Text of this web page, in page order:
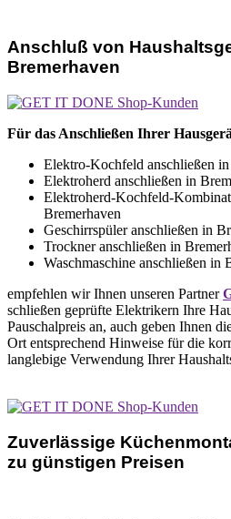
Anschluß von
Bremerhaven
Für das Anschließen Ihrer
Elektro-Kochfeld anschließen
Elektroherd anschließen in
Elektroherd-Kochfeld-
Bremerhaven
Geschirrspüler anschließen in
Trockner anschließen in
Waschmaschine anschließen in
empfehlen wir Ihnen unseren Partner
schließen geprüfte Elektrikern Ihre
Pauschalpreis an, auch geben Ihnen
Ort entsprechend Hinweise für die
langlebige Verwendung Ihrer
Zuverlässige
zu günstigen Preisen